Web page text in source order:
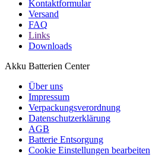
Kontaktformular
Versand
FAQ
Links
Downloads
Akku Batterien Center
Über uns
Impressum
Verpackungsverordnung
Datenschutzerklärung
AGB
Batterie Entsorgung
Cookie Einstellungen bearbeiten